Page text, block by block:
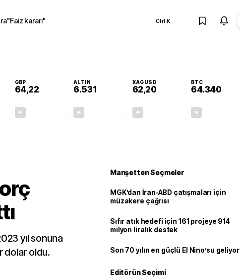
"Faiz kararı" Ctrl K
GBP
64,22
ALTIN
6.531
XAGUSD
62,20
BTC
64.340
yıl sonuna
dolar oldu.
Manşetten Seçmeler
MGK’dan İran-ABD çatışmaları için
müzakere çağrısı
Sıfır atık hedefi için 161 projeye 914
milyon liralık destek
Son 70 yılın en güçlü El Nino’su geliyor
Editörün Seçimi